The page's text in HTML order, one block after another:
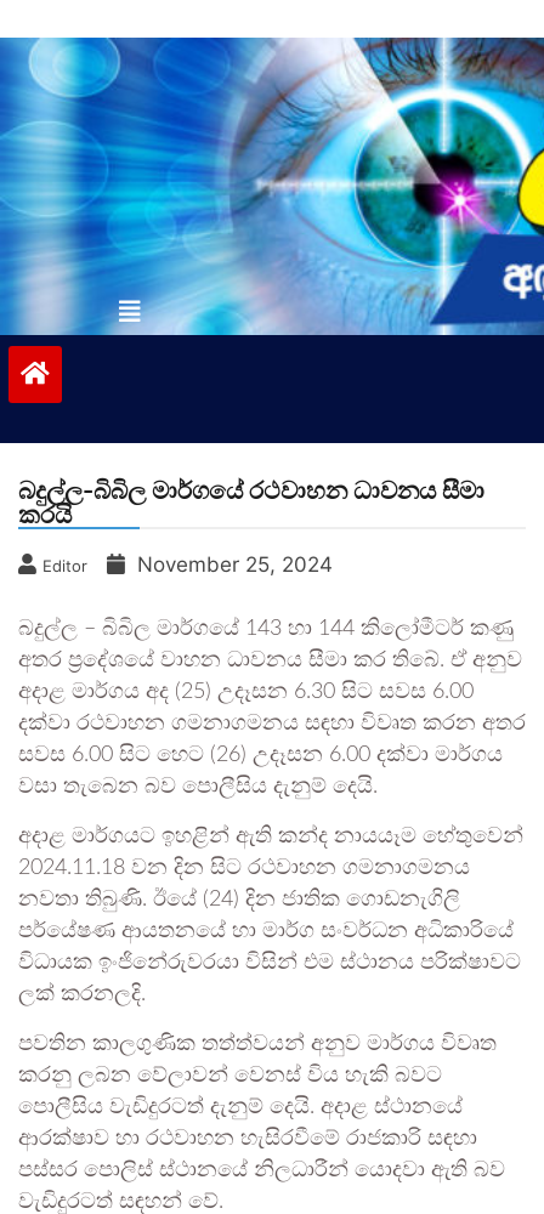
to
contentvinivida.lk
බදුල්ල-බිබිල මාර්ගයේ රථවාහන ධාවනය සීමා
කරයි
Editor November 25, 2024
බදුල්ල – බිබිල මාර්ගයේ 143 හා 144 කිලෝමීටර් කණු
අතර ප්‍රදේශයේ වාහන ධාවනය සීමා කර තිබේ. ඒ අනුව
අදාළ මාර්ගය අද (25) උදෑසන 6.30 සිට සවස 6.00
දක්වා රථවාහන ගමනාගමනය සඳහා විවෘත කරන අතර
සවස 6.00 සිට හෙට (26) උදෑසන 6.00 දක්වා මාර්ගය
වසා තැබෙන බව පොලීසිය දැනුම් දෙයි.
අදාළ මාර්ගයට ඉහළින් ඇති කන්ද නායයෑම හේතුවෙන්
2024.11.18 වන දින සිට රථවාහන ගමනාගමනය
නවතා තිබුණි. ඊයේ (24) දින ජාතික ගොඩනැගිලි
පර්යේෂණ ආයතනයේ හා මාර්ග සංවර්ධන අධිකාරියේ
විධායක ඉංජිනේරුවරයා විසින් එම ස්ථානය පරික්ෂාවට
ලක් කරනලදි.
පවතින කාලගුණික තත්ත්වයන් අනුව මාර්ගය විවෘත
කරනු ලබන වේලාවන් වෙනස් විය හැකි බවට
පොලීසිය වැඩිදුරටත් දැනුම් දෙයි. අදාළ ස්ථානයේ
ආරක්ෂාව හා රථවාහන හැසිරවීමේ රාජකාරි සඳහා
පස්සර පොලිස් ස්ථානයේ නිලධාරීන් යොදවා ඇති බව
වැඩිදුරටත් සඳහන් වේ.